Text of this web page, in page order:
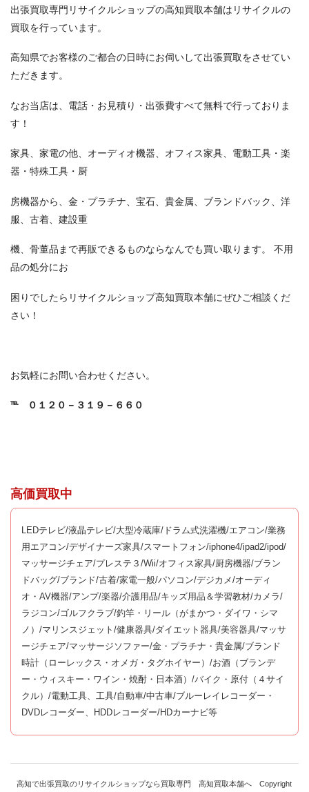
出張買取専門リサイクルショップの高知買取本舗はリサイクルの
買取を行っています。
高知県でお客様のご都合の日時にお伺いして出張買取をさせてい
ただきます。
なお当店は、電話・お見積り・出張費すべて無料で行っておりま
す！
家具、家電の他、オーディオ機器、オフィス家具、電動工具・楽
器・特殊工具・厨
房機器から、金・プラチナ、宝石、貴金属、ブランドバック、洋
服、古着、建設重
機、骨董品まで再販できるものならなんでも買い取ります。 不用
品の処分にお
困りでしたらリサイクルショップ高知買取本舗にぜひご相談くだ
さい！
お気軽にお問い合わせください。
℡ ０１２０－３１９－６６０
高価買取中
LEDテレビ/液晶テレビ/大型冷蔵庫/ドラム式洗濯機/エアコン/業務
用エアコン/デザイナーズ家具/スマートフォン/iphone4/ipad2/ipod/
マッサージチェア/プレステ３/Wii/オフィス家具/厨房機器/ブラン
ドバッグ/ブランド/古着/家電一般/パソコン/デジカメ/オーディ
オ・AV機器/アンプ/楽器/介護用品/キッズ用品＆学習教材/カメラ/
ラジコン/ゴルフクラブ/釣竿・リール（がまかつ・ダイワ・シマ
ノ）/マリンスジェット/健康器具/ダイエット器具/美容器具/マッサ
ージチェア/マッサージソファー/金・プラチナ・貴金属/ブランド
時計（ローレックス・オメガ・タグホイヤー）/お酒（ブランデ
ー・ウィスキー・ワイン・焼酎・日本酒）/バイク・原付（４サイ
クル）/電動工具、工具/自動車/中古車/ブルーレイレコーダー・
DVDレコーダー、HDDレコーダー/HDカーナビ等
高知で出張買取のリサイクルショップなら買取専門 高知買取本舗へ Copyright